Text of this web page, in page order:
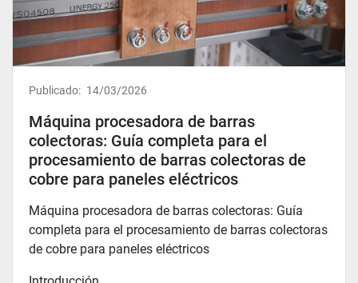
Publicado: 14/03/2026
Máquina procesadora de barras
colectoras: Guía completa para el
procesamiento de barras colectoras de
cobre para paneles eléctricos
Máquina procesadora de barras colectoras: Guía
completa para el procesamiento de barras colectoras
de cobre para paneles eléctricos